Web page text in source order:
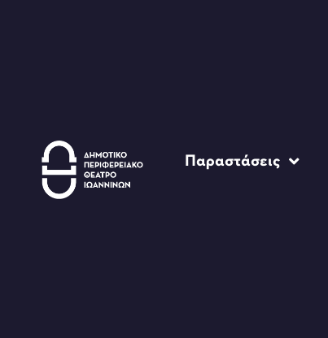
Παραστάσεις